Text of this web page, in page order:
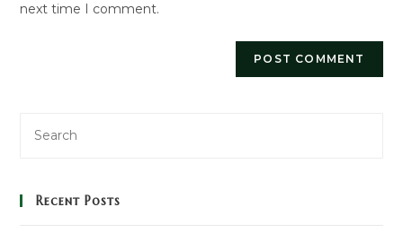
next time I comment.
Recent Posts